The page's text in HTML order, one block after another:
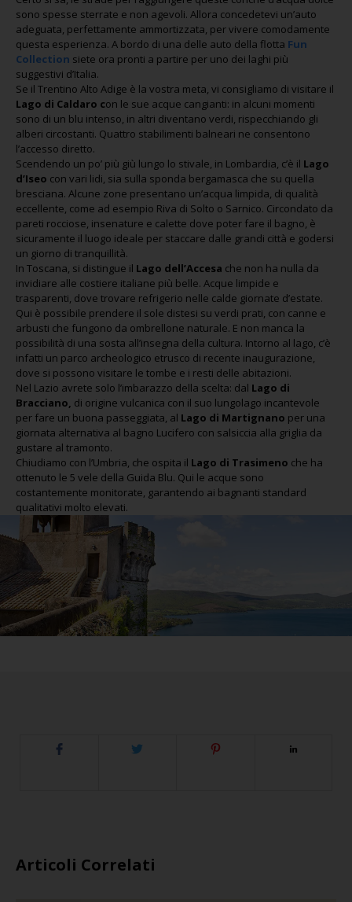
sono spesse sterrate e non agevoli. Allora concedetevi un’auto
adeguata, perfettamente ammortizzata, per vivere comodamente
questa esperienza. A bordo di una delle auto della flotta Fun
Collection siete ora pronti a partire per uno dei laghi più
suggestivi d’Italia.
Se il Trentino Alto Adige è la vostra meta, vi consigliamo di visitare il
Lago di Caldaro con le sue acque cangianti: in alcuni momenti
sono di un blu intenso, in altri diventano verdi, rispecchiando gli
alberi circostanti. Quattro stabilimenti balneari ne consentono
l’accesso diretto.
Scendendo un po’ più giù lungo lo stivale, in Lombardia, c’è il Lago
d’Iseo con vari lidi, sia sulla sponda bergamasca che su quella
bresciana. Alcune zone presentano un’acqua limpida, di qualità
eccellente, come ad esempio Riva di Solto o Sarnico. Circondato da
pareti rocciose, insenature e calette dove poter fare il bagno, è
sicuramente il luogo ideale per staccare dalle grandi città e godersi
un giorno di tranquillità.
In Toscana, si distingue il Lago dell’Accesa che non ha nulla da
invidiare alle costiere italiane più belle. Acque limpide e
trasparenti, dove trovare refrigerio nelle calde giornate d’estate.
Qui è possibile prendere il sole distesi su verdi prati, con canne e
arbusti che fungono da ombrellone naturale. E non manca la
possibilità di una sosta all’insegna della cultura. Intorno al lago, c’è
infatti un parco archeologico etrusco di recente inaugurazione,
dove si possono visitare le tombe e i resti delle abitazioni.
Nel Lazio avrete solo l’imbarazzo della scelta: dal Lago di
Bracciano, di origine vulcanica con il suo lungolago incantevole
per fare un buona passeggiata, al Lago di Martignano per una
giornata alternativa al bagno Lucifero con salsiccia alla griglia da
gustare al tramonto.
Chiudiamo con l’Umbria, che ospita il Lago di Trasimeno che ha
ottenuto le 5 vele della Guida Blu. Qui le acque sono
costantemente monitorate, garantendo ai bagnanti standard
qualitativi molto elevati.
Articoli Correlati